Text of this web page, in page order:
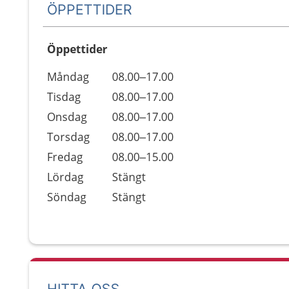
ÖPPETTIDER
Öppettider
Dag
Öppettider
Kommentarer
Måndag
08.00–17.00
Tisdag
08.00–17.00
Onsdag
08.00–17.00
Torsdag
08.00–17.00
Fredag
08.00–15.00
Lördag
Stängt
Söndag
Stängt